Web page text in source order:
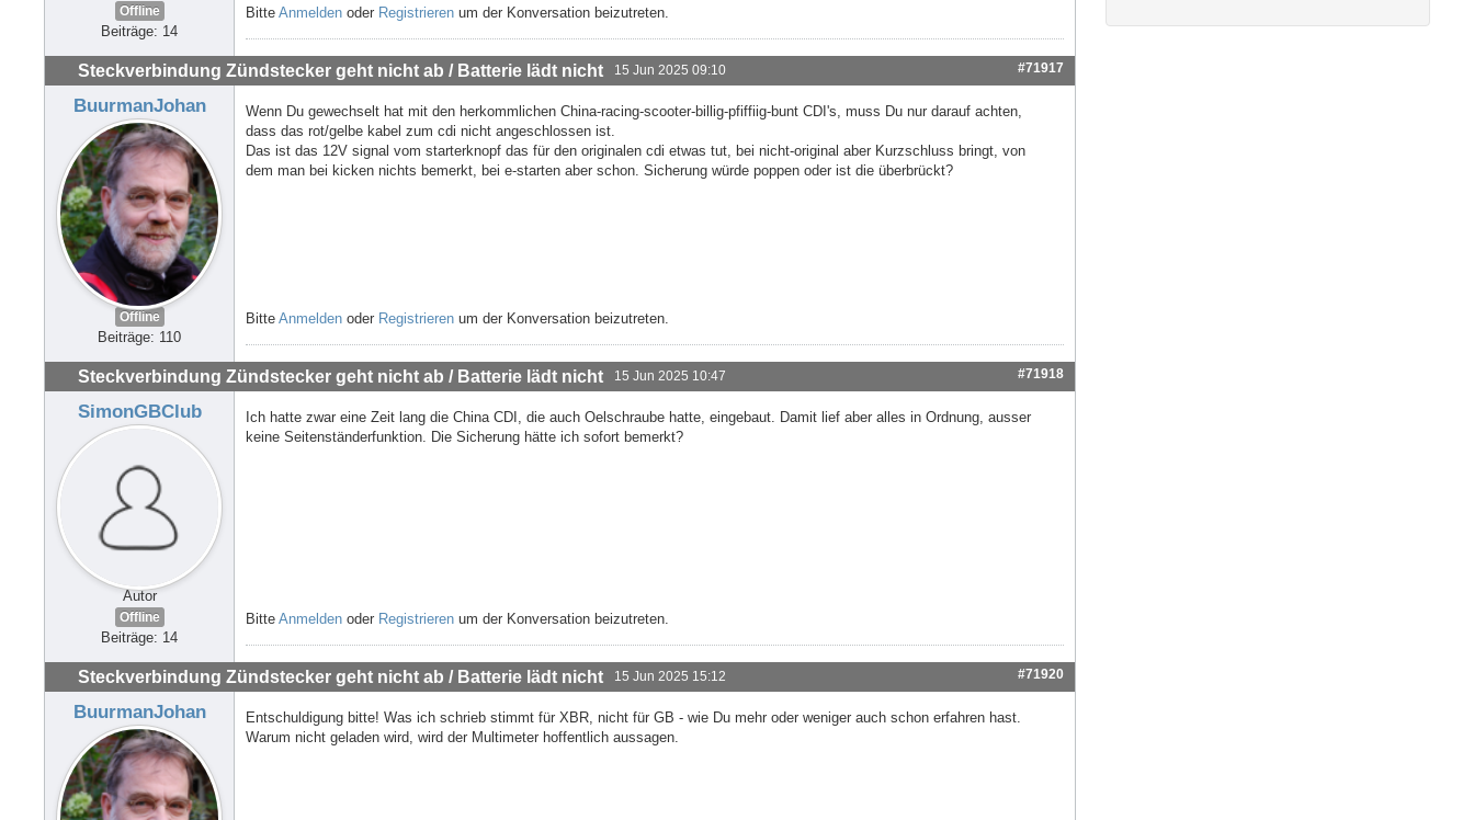
Offline
Beiträge: 14
Bitte Anmelden oder Registrieren um der Konversation beizutreten.
Steckverbindung Zündstecker geht nicht ab / Batterie lädt nicht 15 Jun 2025 09:10 #71917
BuurmanJohan
Offline
Beiträge: 110
Wenn Du gewechselt hat mit den herkommlichen China-racing-scooter-billig-pfiffiig-bunt CDI's, muss Du nur darauf achten,
dass das rot/gelbe kabel zum cdi nicht angeschlossen ist.
Das ist das 12V signal vom starterknopf das für den originalen cdi etwas tut, bei nicht-original aber Kurzschluss bringt, von
dem man bei kicken nichts bemerkt, bei e-starten aber schon. Sicherung würde poppen oder ist die überbrückt?
Bitte Anmelden oder Registrieren um der Konversation beizutreten.
Steckverbindung Zündstecker geht nicht ab / Batterie lädt nicht 15 Jun 2025 10:47 #71918
SimonGBClub
Autor
Offline
Beiträge: 14
Ich hatte zwar eine Zeit lang die China CDI, die auch Oelschraube hatte, eingebaut. Damit lief aber alles in Ordnung, ausser
keine Seitenständerfunktion. Die Sicherung hätte ich sofort bemerkt?
Bitte Anmelden oder Registrieren um der Konversation beizutreten.
Steckverbindung Zündstecker geht nicht ab / Batterie lädt nicht 15 Jun 2025 15:12 #71920
BuurmanJohan
Entschuldigung bitte! Was ich schrieb stimmt für XBR, nicht für GB - wie Du mehr oder weniger auch schon erfahren hast.
Warum nicht geladen wird, wird der Multimeter hoffentlich aussagen.